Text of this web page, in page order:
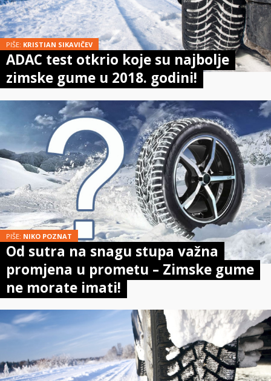
PIŠE: KRISTIAN SIKAVIČEV
ADAC test otkrio koje su najbolje
zimske gume u 2018. godini!
PIŠE: NIKO POZNAT
Od sutra na snagu stupa važna
promjena u prometu – Zimske gume
ne morate imati!